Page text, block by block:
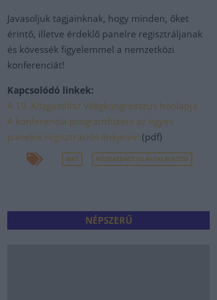
Javasoljuk tagjainknak, hogy minden, őket
érintő, illetve érdeklő panelre regisztráljanak
és kövessék figyelemmel a nemzetközi
konferenciát!
Kapcsolódó linkek:
A 19. Közgazdász Világkongresszus honlapja
A konferencia programfüzete az egyes
panelek regisztrációs linkjeivel (pdf)
MKT KÖZGAZDÁSZ VILÁGTALÁLKOZÓ
NÉPSZERŰ